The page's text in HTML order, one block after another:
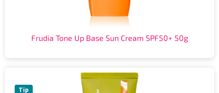
Frudia Tone Up Base Sun Cream SPF50+ 50g
Tip